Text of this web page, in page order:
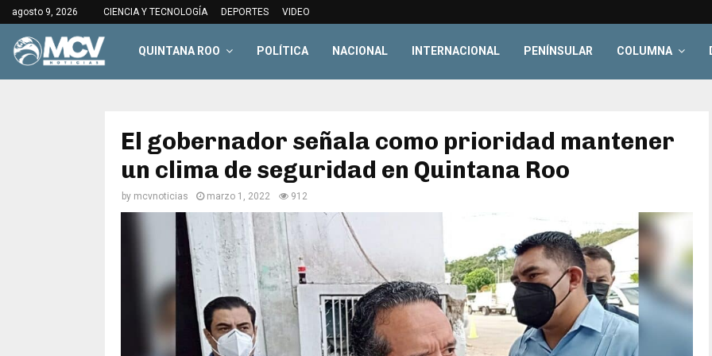
agosto 9, 2026 CIENCIA Y TECNOLOGÍA DEPORTES VIDEO
QUINTANA ROO POLÍTICA NACIONAL INTERNACIONAL PENÍNSULAR COLUMNA
El gobernador señala como prioridad mantener
un clima de seguridad en Quintana Roo
by mcvnoticias marzo 1, 2022 912